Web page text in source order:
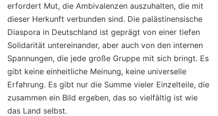
erfordert Mut, die Ambivalenzen auszuhalten, die mit
dieser Herkunft verbunden sind. Die palästinensische
Diaspora in Deutschland ist geprägt von einer tiefen
Solidarität untereinander, aber auch von den internen
Spannungen, die jede große Gruppe mit sich bringt. Es
gibt keine einheitliche Meinung, keine universelle
Erfahrung. Es gibt nur die Summe vieler Einzelteile, die
zusammen ein Bild ergeben, das so vielfältig ist wie
das Land selbst.